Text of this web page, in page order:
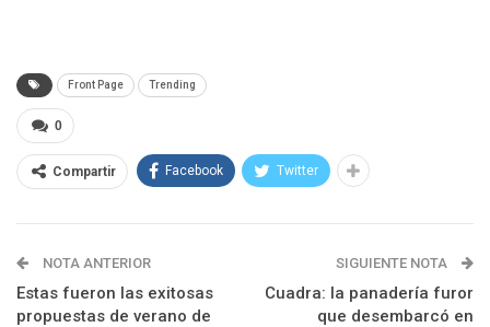
Front Page Trending
0
Compartir Facebook Twitter
NOTA ANTERIOR
Estas fueron las exitosas
propuestas de verano de
SIGUIENTE NOTA
Cuadra: la panadería furor
que desembarcó en